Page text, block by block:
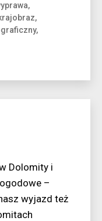
,
,
,
Dolomity i
–
wyjazd też